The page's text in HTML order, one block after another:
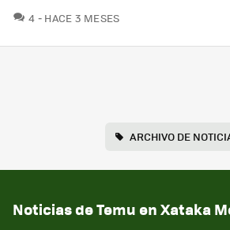
4 COMENTARIOS
HACE 3 MESES
ARCHIVO DE
Noticias de Temu en Xataka